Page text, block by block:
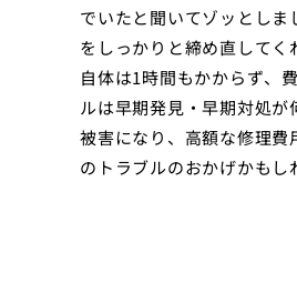
でいたと聞いてゾッとし
をしっかりと締め直して
自体は1時間もかからず、
ルは早期発見・早期対処
被害になり、高額な修理
のトラブルのおかげかもし